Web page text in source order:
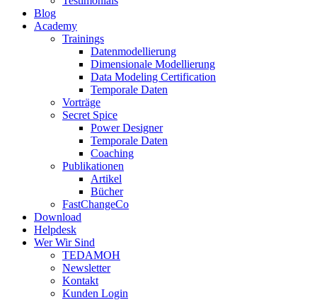
Blog
Academy
Trainings
Datenmodellierung
Dimensionale Modellierung
Data Modeling Certification
Temporale Daten
Vorträge
Secret Spice
Power Designer
Temporale Daten
Coaching
Publikationen
Artikel
Bücher
FastChangeCo
Download
Helpdesk
Wer Wir Sind
TEDAMOH
Newsletter
Kontakt
Kunden Login